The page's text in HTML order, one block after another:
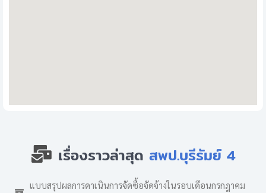
เรื่องราวล่าสุด สพป.บุรีรัมย์ 4
แบบสรุปผลการดาเนินการจัดซื้อจัดจ้างในรอบเดือนกรกฎาคม